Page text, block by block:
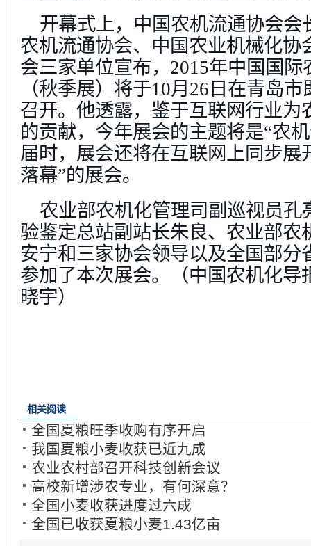
开幕式上，中国农机流通协会会
农机流通协会、中国农业机械化协
会三家单位宣布，2015年中国国际
（秋季展）将于10月26日在青岛
召开。他透露，鉴于互联网行业为
的贡献，今年展会的主题将是“农
届时，展会还将在互联网上同步展
落幕”的展会。
农业部农机化管理司副巡视员孔
验鉴定总站副站长朱良、农业部农
安宁和三家协会领导以及全国部分
参加了本次展会。（中国农机化导
晓宇）
相关阅读
全国夏粮旺季收购有序开启
我国夏粮小麦收获已近九成
农业农村部召开科技创新会议
高校新增涉农专业，有何深意？
全国小麦收获进度过六成
全国已收获夏粮小麦1.43亿亩